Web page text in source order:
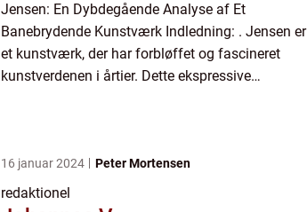
Jensen: En Dybdegående Analyse af Et
Banebrydende Kunstværk Indledning: . Jensen er
et kunstværk, der har forbløffet og fascineret
kunstverdenen i årtier. Dette ekspressive
16 januar 2024 Peter Mortensen
redaktionel